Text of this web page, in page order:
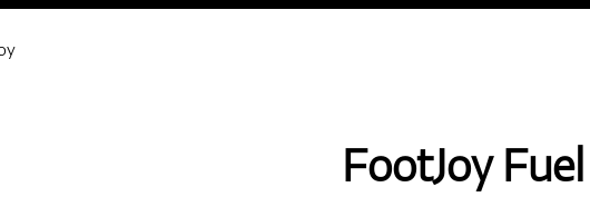
FootJoy